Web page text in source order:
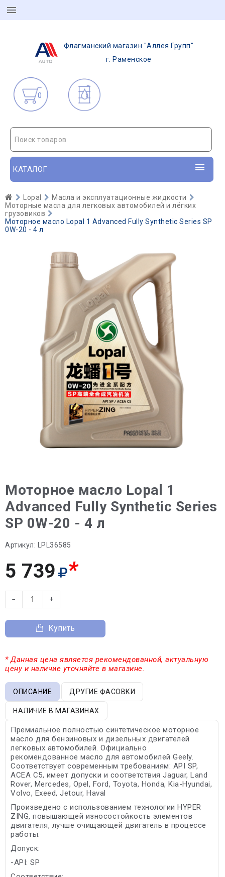
Флагманский магазин "Аллея Групп"
г. Раменское
0
Поиск товаров
КАТАЛОГ
Lopal
Масла и эксплуатационные жидкости
Моторные масла для легковых автомобилей и лёгких
грузовиков
Моторное масло Lopal 1 Advanced Fully Synthetic Series SP
0W-20 - 4 л
Моторное масло Lopal 1
Advanced Fully Synthetic Series
SP 0W-20 - 4 л
Артикул: LPL36585
5 739 *
− +
Купить
* Данная цена является рекомендованной, актуальную
цену и наличие уточняйте в магазине.
ОПИСАНИЕ ДРУГИЕ ФАСОВКИ
НАЛИЧИЕ В МАГАЗИНАХ
Премиальное полностью синтетическое моторное
масло для бензиновых и дизельных двигателей
легковых автомобилей. Официально
рекомендованное масло для автомобилей Geely.
Соответствует современным требованиям: API SP,
ACEA C5, имеет допуски и соответствия Jaguar, Land
Rover, Mercedes, Opel, Ford, Toyota, Honda, Kia-Hyundai,
Volvo, Exeed, Jetour, Haval
Произведено с использованием технологии HYPER
ZING, повышающей износостойкость элементов
двигателя, лучше очищающей двигатель в процессе
работы.
Допуск:
-API: SP